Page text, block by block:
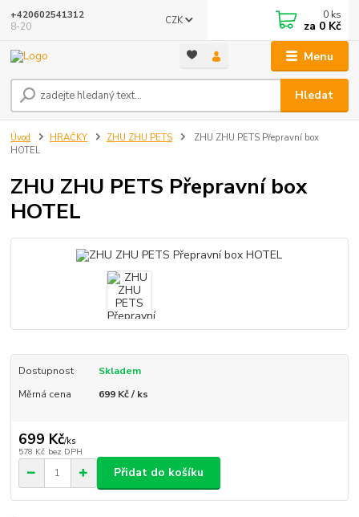
Menu
CZK
Hledat
+420602541312
8-20
0 ks
za 0 Kč
Úvod HRAČKY ZHU ZHU PETS
ZHU ZHU PETS Přepravní box
HOTEL
ZHU ZHU PETS Přepravní box
HOTEL
Dostupnost
Skladem
Měrná cena
699 Kč / ks
699 Kč/ks
578 Kč bez DPH
Přidat do košíku